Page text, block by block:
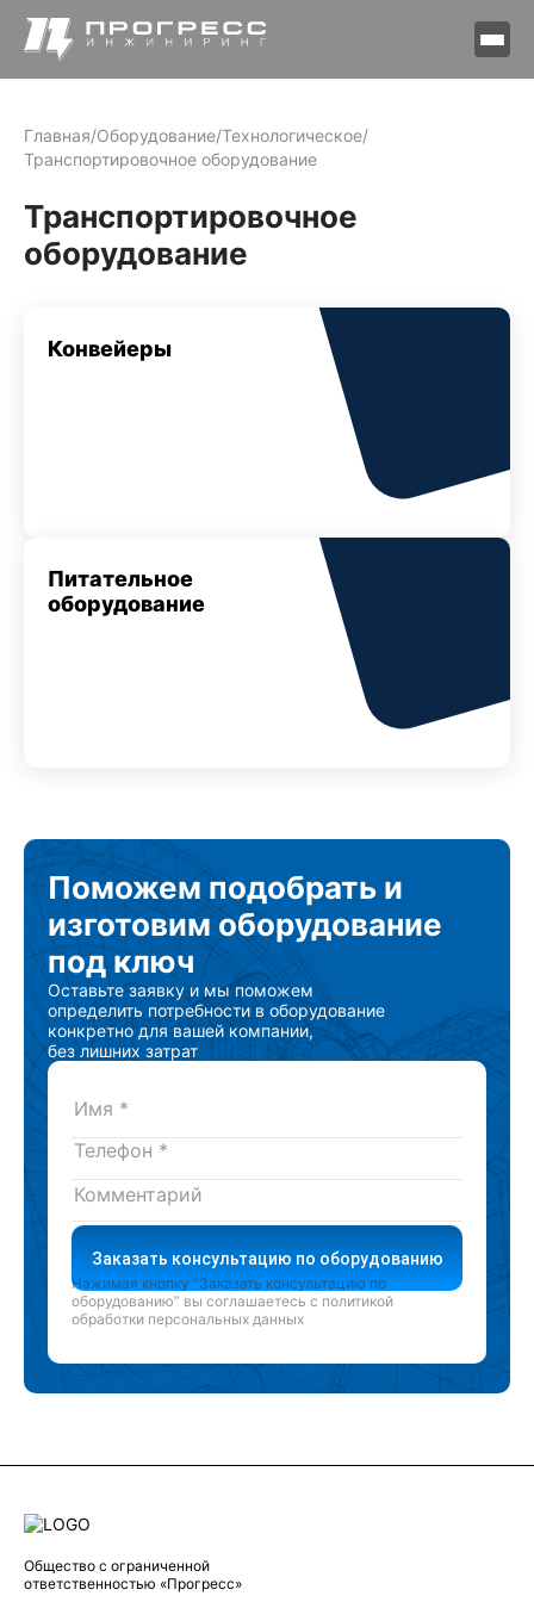
Главная/Оборудование/Технологическое/
Транспортировочное оборудование
Транспортировочное
оборудование
Конвейеры
Питательное
оборудование
Поможем подобрать и
изготовимоборудование
под ключ
Оставьте заявку и мы поможем
определить потребности в оборудование
конкретно для вашей компании,
без лишних затрат
Заказать консультацию по оборудованию
Нажимая кнопку “Заказать консультацию по
оборудованию” вы соглашаетесь с политикой
обработки персональных данных
Общество с ограниченной
ответственностью «Прогресс»